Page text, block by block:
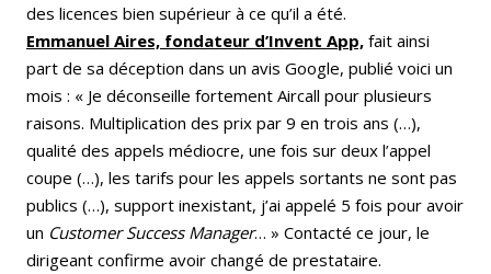
des licences bien supérieur à ce qu’il a été.
Emmanuel Aires, fondateur d’Invent App, fait ainsi
part de sa déception dans un avis Google, publié voici un
mois : « Je déconseille fortement Aircall pour plusieurs
raisons. Multiplication des prix par 9 en trois ans (…),
qualité des appels médiocre, une fois sur deux l’appel
coupe (…), les tarifs pour les appels sortants ne sont pas
publics (…), support inexistant, j’ai appelé 5 fois pour avoir
un Customer Success Manager… » Contacté ce jour, le
dirigeant confirme avoir changé de prestataire.